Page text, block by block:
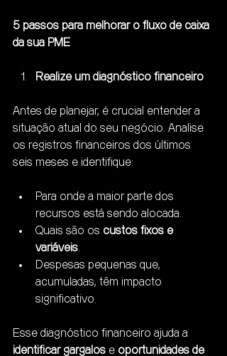
5 passos para melhorar o fluxo de caixa
da sua PME
Realize um diagnóstico financeiro
Antes de planejar, é crucial entender a
situação atual do seu negócio. Analise
os registros financeiros dos últimos
seis meses e identifique:
Para onde a maior parte dos
recursos está sendo alocada.
Quais são os custos fixos e
variáveis.
Despesas pequenas que,
acumuladas, têm impacto
significativo.
Esse diagnóstico financeiro ajuda a
identificar gargalos e oportunidades de